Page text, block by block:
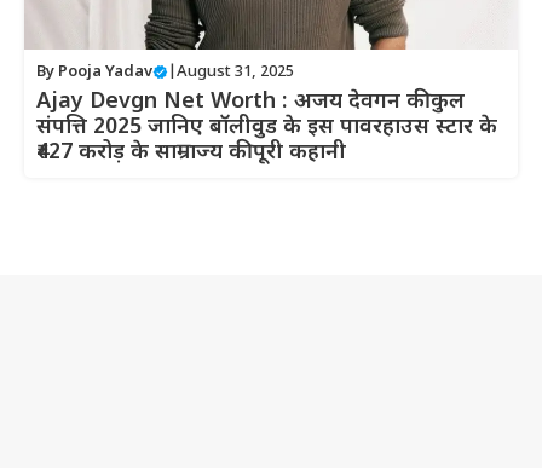
By Pooja Yadav August 31, 2025
Ajay Devgn Net Worth : अजय देवगन की कुल
संपत्ति 2025 जानिए बॉलीवुड के इस पावरहाउस स्टार के
₹427 करोड़ के साम्राज्य की पूरी कहानी